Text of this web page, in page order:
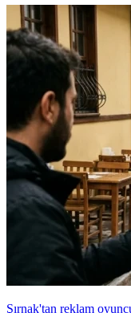
Şırnak'tan reklam